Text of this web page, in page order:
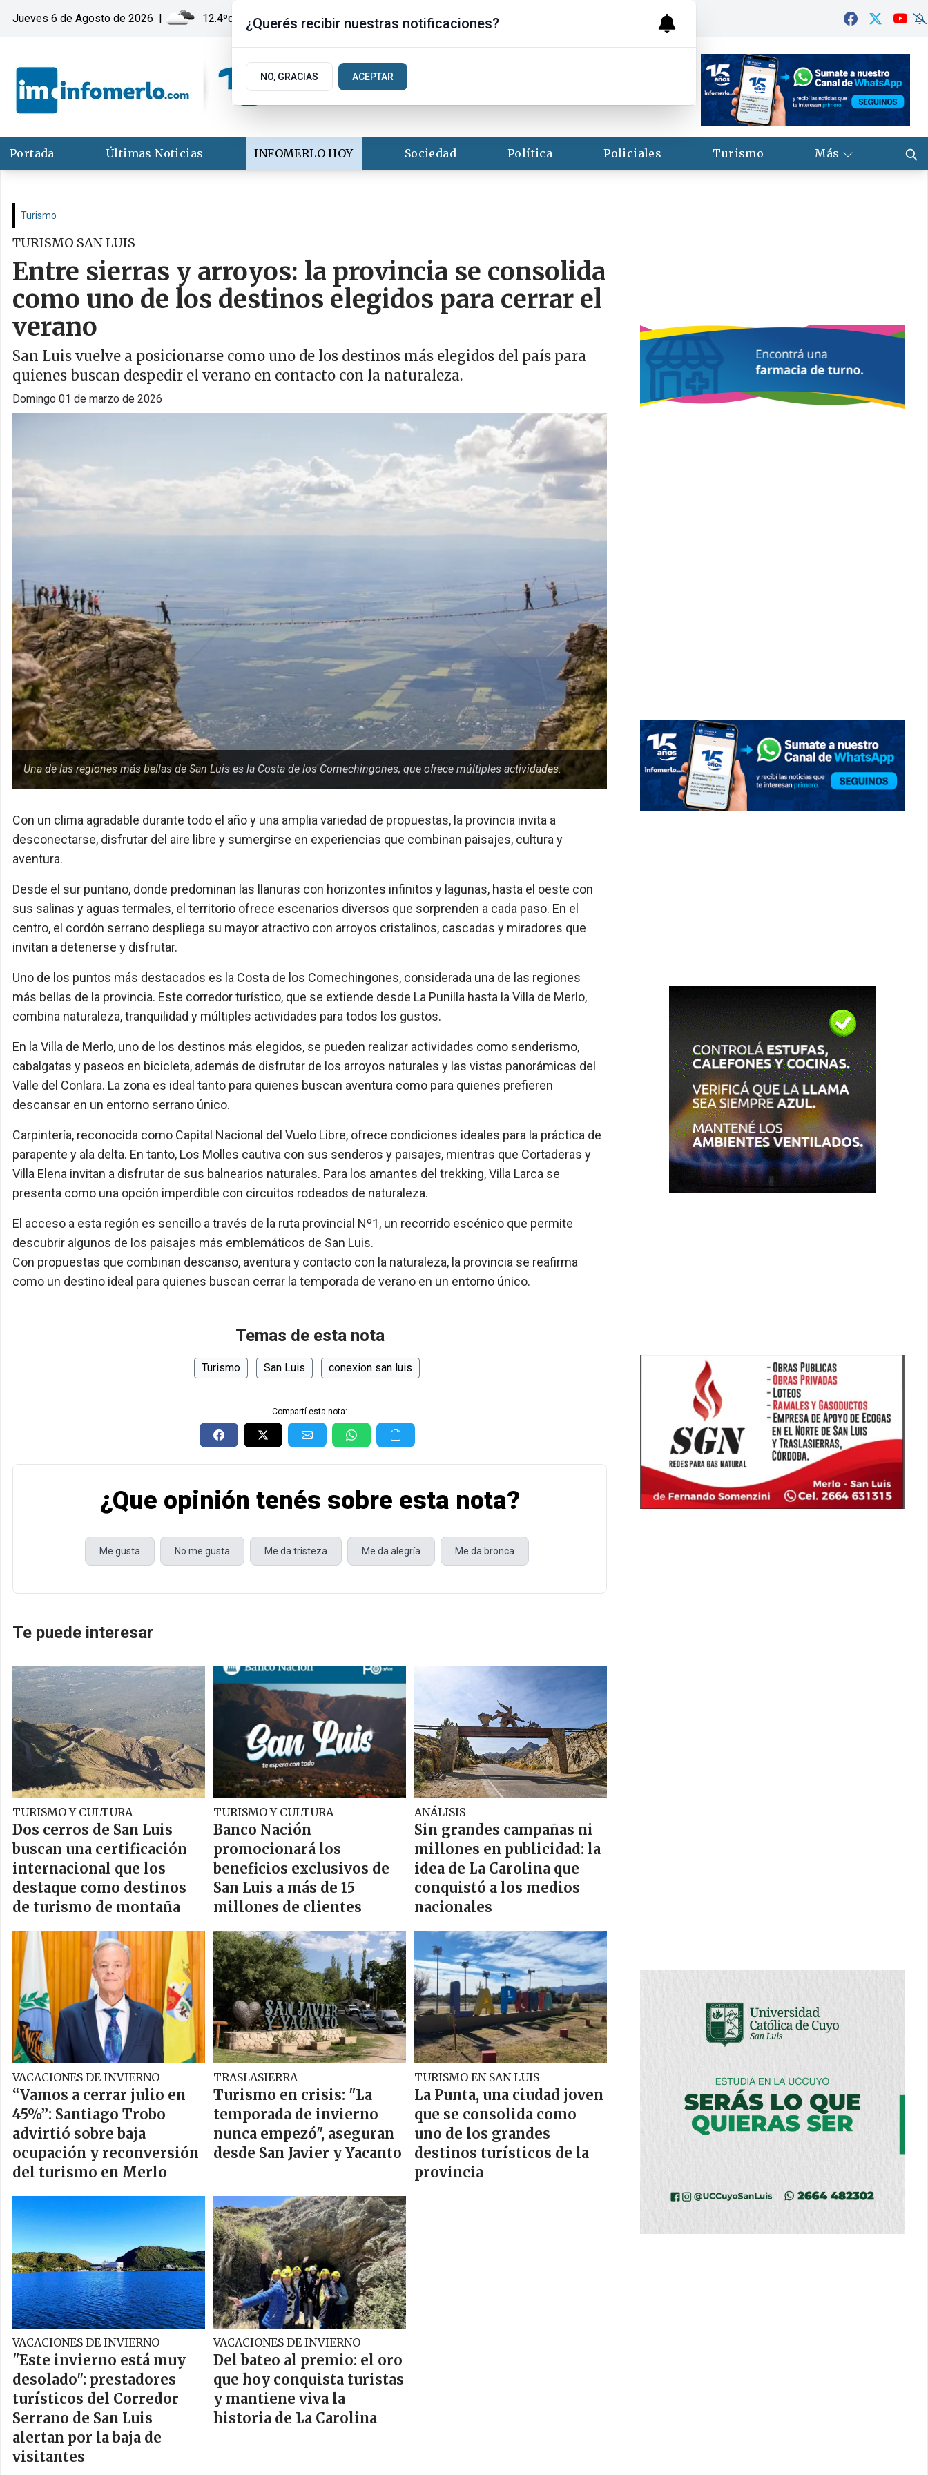
Jueves 6 de Agosto de 2026 | 12.4ºc | Merlo, San Luis
Portada Últimas Noticias INFOMERLO HOY Sociedad Política Policiales Turismo Más
Turismo
TURISMO SAN LUIS
Entre sierras y arroyos: la provincia se consolida
como uno de los destinos elegidos para cerrar el
verano
San Luis vuelve a posicionarse como uno de los destinos más elegidos del país para
quienes buscan despedir el verano en contacto con la naturaleza.
domingo 01 de marzo de 2026
Una de las regiones más bellas de San Luis es la Costa de los Comechingones, que ofrece múltiples actividades.
Con un clima agradable durante todo el año y una amplia variedad de propuestas, la provincia invita a
desconectarse, disfrutar del aire libre y sumergirse en experiencias que combinan paisajes, cultura y
aventura.
Desde el sur puntano, donde predominan las llanuras con horizontes infinitos y lagunas, hasta el oeste con
sus salinas y aguas termales, el territorio ofrece escenarios diversos que sorprenden a cada paso. En el
centro, el cordón serrano despliega su mayor atractivo con arroyos cristalinos, cascadas y miradores que
invitan a detenerse y disfrutar.
Uno de los puntos más destacados es la Costa de los Comechingones, considerada una de las regiones
más bellas de la provincia. Este corredor turístico, que se extiende desde La Punilla hasta la Villa de Merlo,
combina naturaleza, tranquilidad y múltiples actividades para todos los gustos.
En la Villa de Merlo, uno de los destinos más elegidos, se pueden realizar actividades como senderismo,
cabalgatas y paseos en bicicleta, además de disfrutar de los arroyos naturales y las vistas panorámicas del
Valle del Conlara. La zona es ideal tanto para quienes buscan aventura como para quienes prefieren
descansar en un entorno serrano único.
Carpintería, reconocida como Capital Nacional del Vuelo Libre, ofrece condiciones ideales para la práctica de
parapente y ala delta. En tanto, Los Molles cautiva con sus senderos y paisajes, mientras que Cortaderas y
Villa Elena invitan a disfrutar de sus balnearios naturales. Para los amantes del trekking, Villa Larca se
presenta como una opción imperdible con circuitos rodeados de naturaleza.
El acceso a esta región es sencillo a través de la ruta provincial Nº1, un recorrido escénico que permite
descubrir algunos de los paisajes más emblemáticos de San Luis.
Con propuestas que combinan descanso, aventura y contacto con la naturaleza, la provincia se reafirma
como un destino ideal para quienes buscan cerrar la temporada de verano en un entorno único.
Temas de esta nota
Turismo San Luis conexion san luis
Compartí esta nota:
¿Que opinión tenés sobre esta nota?
Me gusta No me gusta Me da tristeza Me da alegría Me da bronca
Te puede interesar
TURISMO Y CULTURA
Dos cerros de San Luis
buscan una certificación
internacional que los
destaque como destinos
de turismo de montaña
TURISMO Y CULTURA
Banco Nación
promocionará los
beneficios exclusivos de
San Luis a más de 15
millones de clientes
ANÁLISIS
Sin grandes campañas ni
millones en publicidad: la
idea de La Carolina que
conquistó a los medios
nacionales
VACACIONES DE INVIERNO
“Vamos a cerrar julio en
45%”: Santiago Trobo
advirtió sobre baja
ocupación y reconversión
del turismo en Merlo
TRASLASIERRA
Turismo en crisis: "La
temporada de invierno
nunca empezó", aseguran
desde San Javier y Yacanto
TURISMO EN SAN LUIS
La Punta, una ciudad joven
que se consolida como
uno de los grandes
destinos turísticos de la
provincia
VACACIONES DE INVIERNO
"Este invierno está muy
desolado": prestadores
turísticos del Corredor
Serrano de San Luis
alertan por la baja de
visitantes
VACACIONES DE INVIERNO
Del bateo al premio: el oro
que hoy conquista turistas
y mantiene viva la
historia de La Carolina
¿Querés recibir nuestras notificaciones?
NO, GRACIAS ACEPTAR